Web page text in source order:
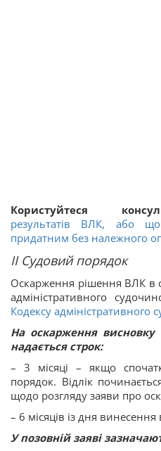
Користуйтеся
результатів ВЛК, або
придатним без належного
ІІ Судовий порядок
Оскарження рішення ВЛК в
адміністративного
Кодексу адміністративного
На оскарження
надається строк:
– 3 місяці – якщо
порядок. Відлік
щодо розгляду заяви про
– 6 місяців із дня
У позовній заяві